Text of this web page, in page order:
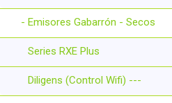
- Emisores Gabarrón - Secos
Series RXE Plus
Diligens (Control Wifi) ---